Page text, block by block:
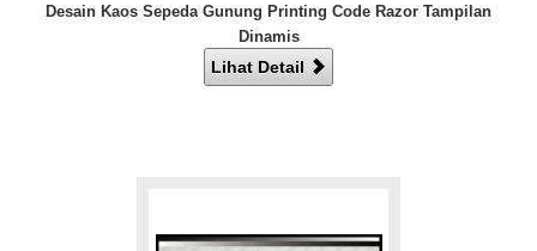
Desain Kaos Sepeda Gunung Printing Code Razor Tampilan
Dinamis
Lihat Detail